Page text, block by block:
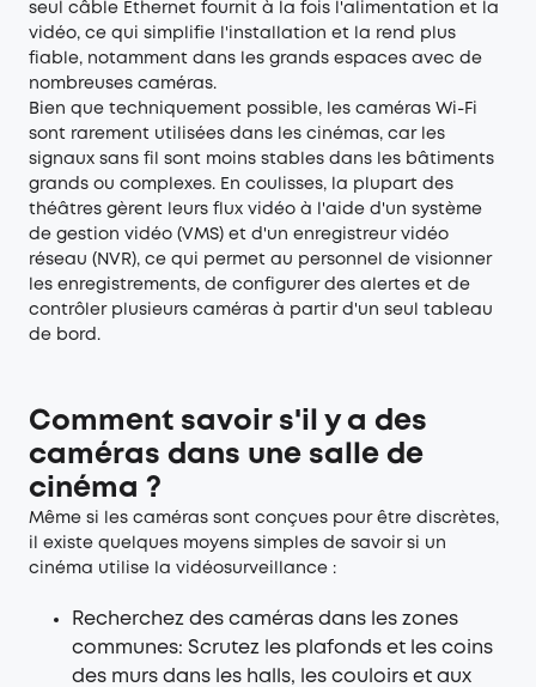
seul câble Ethernet fournit à la fois l'alimentation et la
vidéo, ce qui simplifie l'installation et la rend plus
fiable, notamment dans les grands espaces avec de
nombreuses caméras.
Bien que techniquement possible, les caméras Wi-Fi
sont rarement utilisées dans les cinémas, car les
signaux sans fil sont moins stables dans les bâtiments
grands ou complexes. En coulisses, la plupart des
théâtres gèrent leurs flux vidéo à l'aide d'un système
de gestion vidéo (VMS) et d'un enregistreur vidéo
réseau (NVR), ce qui permet au personnel de visionner
les enregistrements, de configurer des alertes et de
contrôler plusieurs caméras à partir d'un seul tableau
de bord.
Comment savoir s'il y a des
caméras dans une salle de
cinéma ?
Même si les caméras sont conçues pour être discrètes,
il existe quelques moyens simples de savoir si un
cinéma utilise la vidéosurveillance :
Recherchez des caméras dans les zones
communes: Scrutez les plafonds et les coins
des murs dans les halls, les couloirs et aux